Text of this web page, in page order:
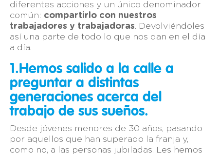
diferentes acciones y un único denominador
común: compartirlo con nuestros
trabajadores y trabajadoras. Devolviéndoles
así una parte de todo lo que nos dan en el día
a día.
1.Hemos salido a la calle a
preguntar a distintas
generaciones acerca del
trabajo de sus sueños.
Desde jóvenes menores de 30 años, pasando
por aquellos que han superado la franja y,
como no, a las personas jubiladas. Les hemos